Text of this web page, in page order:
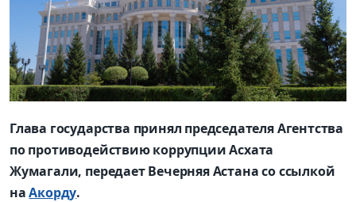
Глава государства принял председателя Агентства
по противодействию коррупции Асхата
Жумагали, передает Вечерняя Астана со ссылкой
наАкорду.